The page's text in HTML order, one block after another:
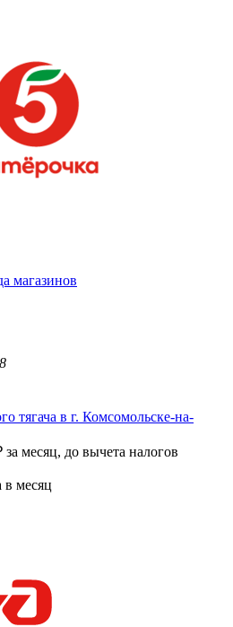
магазинов
тягача в г. Комсомольске-на-
за месяц, до вычета налогов
месяц